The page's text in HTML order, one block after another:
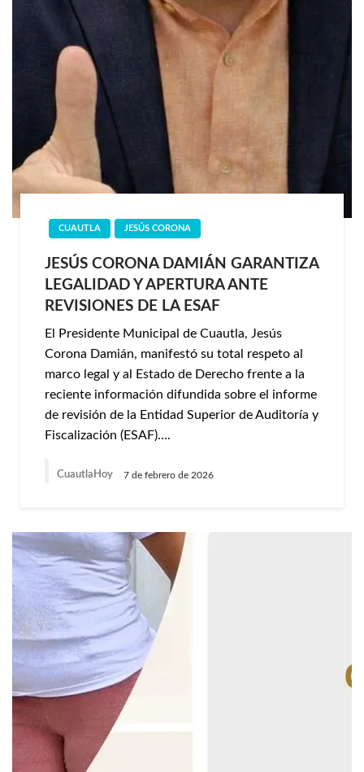
CUAUTLA JESÚS CORONA
JESÚS CORONA DAMIÁN GARANTIZA
LEGALIDAD Y APERTURA ANTE
REVISIONES DE LA ESAF
El Presidente Municipal de Cuautla, Jesús
Corona Damián, manifestó su total respeto al
marco legal y al Estado de Derecho frente a la
reciente información difundida sobre el informe
de revisión de la Entidad Superior de Auditoría y
Fiscalización (ESAF)….
CuautlaHoy 7 de febrero de 2026